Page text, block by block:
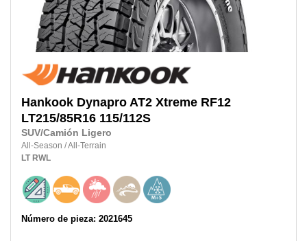
Hankook Dynapro AT2 Xtreme RF12
LT215/85R16 115/112S
SUV/Camión Ligero
All-Season /All-Terrain
LT RWL
Número de pieza: 2021645